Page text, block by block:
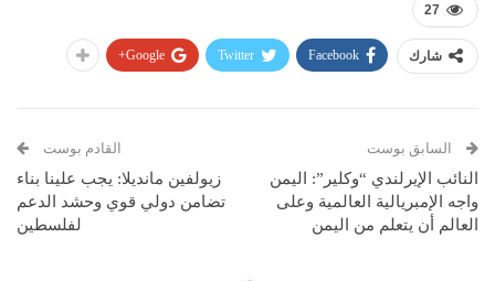
27
شارك Facebook
Twitter
Google+
السابق بوست
النائب الإيرلندي “وكلير”: اليمن
واجه الإمبريالية العالمية وعلى
العالم أن يتعلم من اليمن
القادم بوست
زيولفين مانديلا: يجب علينا بناء
تضامن دولي قوي وحشد الدعم
لفلسطين